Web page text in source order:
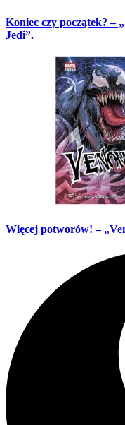
Koniec czy początek? –
Jedi”.
Więcej potworów! –